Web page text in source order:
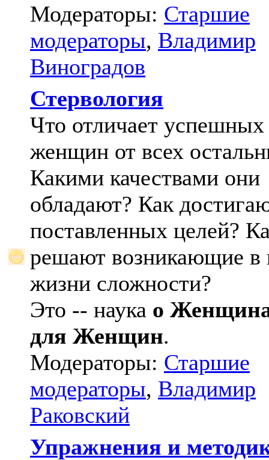
Модераторы: Старшие
модераторы, Владимир
Виноградов
Стервология
Что отличает успешных
женщин от всех
Какими качествами они
обладают? Как
поставленных целей?
решают возникающие в
жизни сложности?
Это -- наука о
для Женщин.
Модераторы: Старшие
модераторы, Владимир
Раковский
Упражнения и